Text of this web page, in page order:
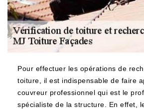
Pour effectuer les opérations de
toiture, il est indispensable de faire
couvreur professionnel qui est le
spécialiste de la structure. En effet,